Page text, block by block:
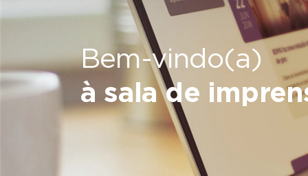
Bem-vindo(a)
à sala de